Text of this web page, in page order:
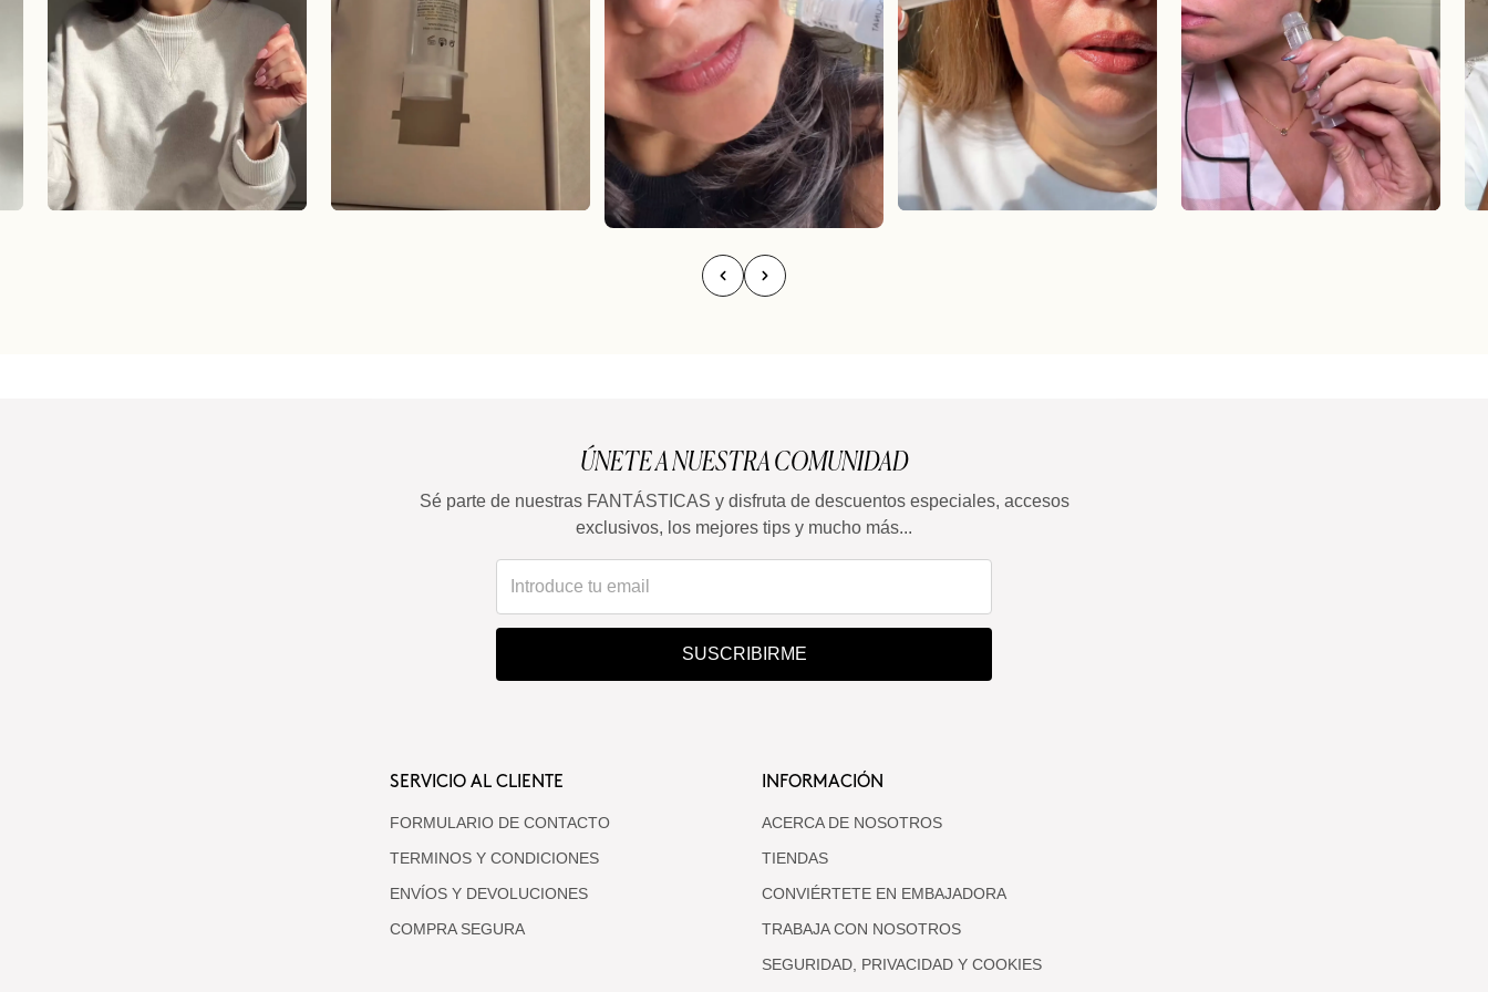
ÚNETE A NUESTRA COMUNIDAD
Sé parte de nuestras FANTÁSTICAS y disfruta de descuentos especiales, accesos
exclusivos, los mejores tips y mucho más...
SUSCRIBIRME
SERVICIO AL CLIENTE
FORMULARIO DE CONTACTO
TERMINOS Y CONDICIONES
ENVÍOS Y DEVOLUCIONES
COMPRA SEGURA
INFORMACIÓN
ACERCA DE NOSOTROS
TIENDAS
CONVIÉRTETE EN EMBAJADORA
TRABAJA CON NOSOTROS
SEGURIDAD, PRIVACIDAD Y COOKIES